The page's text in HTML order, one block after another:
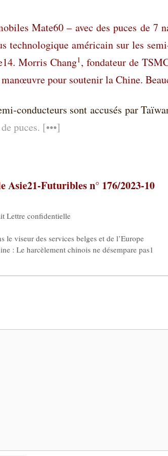
Mate60 – avec des puces de
technologique américain sur les
Morris Chang1 , fondateur de
pour soutenir la Chine.
conducteurs sont accusés par
puces. [•••]
Futuribles n° 176/2023-10
Lettre confidentielle
viseur des services belges et de l’Europe
: Le harcèlement chinois ne désempare pas1